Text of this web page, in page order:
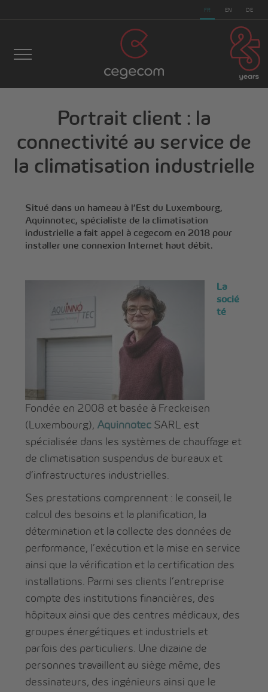
FR EN DE
cegecom > Actualités >Portrait client : la connectivité
au service de la climatisation industrielle
Portrait client : la
connectivité au service de
la climatisation industrielle
Situé dans un hameau à l’Est du Luxembourg,
Aquinnotec, spécialiste de la climatisation
industrielle a fait appel à cegecom en 2018 pour
installer une connexion Internet haut débit.
La
socié
té
Fondée en 2008 et basée à Freckeisen
(Luxembourg), Aquinnotec SARL est
spécialisée dans les systèmes de chauffage et
de climatisation suspendus de bureaux et
d’infrastructures industrielles.
Ses prestations comprennent : le conseil, le
calcul des besoins et la planification, la
détermination et la collecte des données de
performance, l’exécution et la mise en service
ainsi que la vérification et la certification des
installations. Parmi ses clients l’entreprise
compte des institutions financières, des
hôpitaux ainsi que des centres médicaux, des
groupes énergétiques et industriels et
parfois des particuliers. Une dizaine de
personnes travaillent au siège même, des
dessinateurs, des ingénieurs ainsi que le